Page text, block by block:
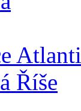
Říše